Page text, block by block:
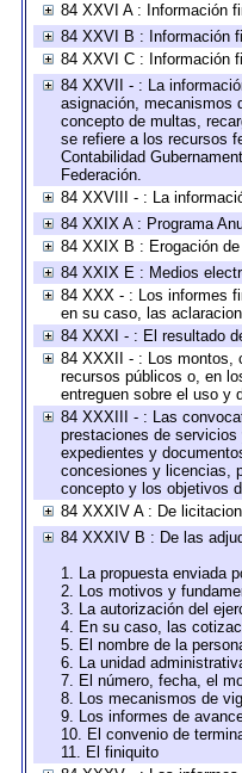
84 XXVI A : Información
84 XXVI B : Información
84 XXVI C : Información
84 XXVII - : La
asignación, mecanismos
concepto de multas,
se refiere a los recursos
Contabilidad
Federación.
84 XXVIII - : La
84 XXIX A : Programa
84 XXIX B : Erogación
84 XXIX E : Medios
84 XXX - : Los informes
en su caso, las
84 XXXI - : El resultado
84 XXXII - : Los montos,
recursos públicos o, en
entreguen sobre el uso y
84 XXXIII - : Las
prestaciones de
expedientes y
concesiones y licencias,
concepto y los objetivos
84 XXXIV A : De
84 XXXIV B : De las
1. La propuesta enviada
2. Los motivos y
3. La autorización del
4. En su caso, las
5. El nombre de la
6. La unidad
7. El número, fecha, el
8. Los mecanismos de
9. Los informes de
10. El convenio de
11. El finiquito